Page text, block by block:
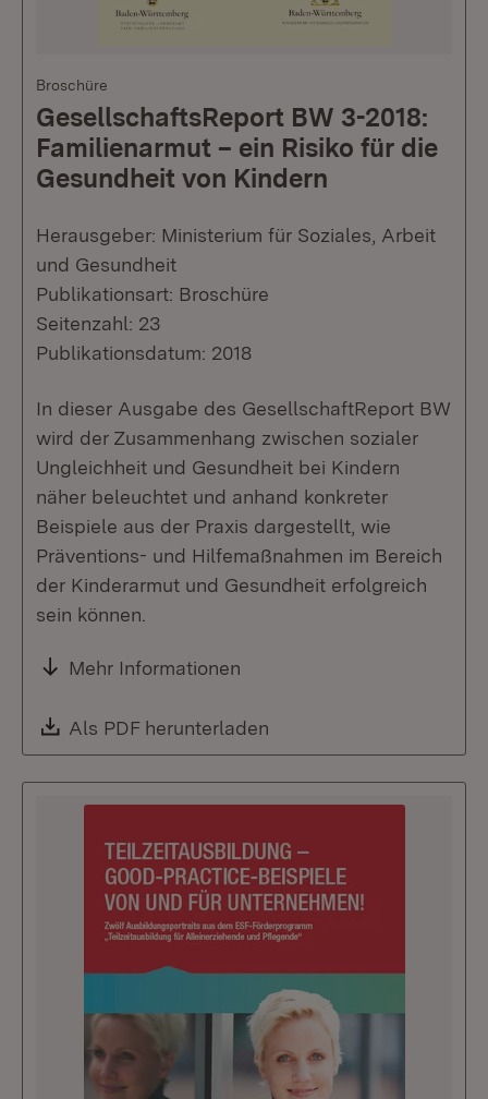
Broschüre
GesellschaftsReport BW 3-2018:
Familienarmut – ein Risiko für die
Gesundheit von Kindern
Herausgeber: Ministerium für Soziales, Arbeit
und Gesundheit
Publikationsart: Broschüre
Seitenzahl: 23
Publikationsdatum: 2018
In dieser Ausgabe des GesellschaftReport BW
wird der Zusammenhang zwischen sozialer
Ungleichheit und Gesundheit bei Kindern
näher beleuchtet und anhand konkreter
Beispiele aus der Praxis dargestellt, wie
Präventions- und Hilfemaßnahmen im Bereich
der Kinderarmut und Gesundheit erfolgreich
sein können.
Mehr Informationen
Download:
Als PDF herunterladen